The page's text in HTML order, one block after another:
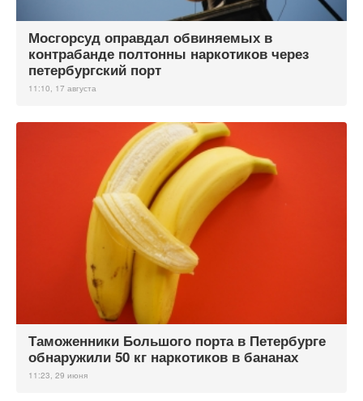
Мосгорсуд оправдал обвиняемых в
контрабанде полтонны наркотиков через
петербургский порт
11:10, 17 августа
Таможенники Большого порта в Петербурге
обнаружили 50 кг наркотиков в бананах
11:23, 29 июня